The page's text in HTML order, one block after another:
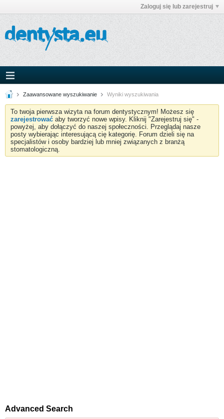
Zaloguj się lub zarejestruj
Zaawansowane wyszukiwanie Wyniki wyszukiwania
To twoja pierwsza wizyta na forum dentystycznym! Możesz się
zarejestrować aby tworzyć nowe wpisy. Kliknij "Zarejestruj się" -
powyżej, aby dołączyć do naszej społeczności. Przeglądaj nasze
posty wybierając interesującą cię kategorię. Forum dzieli się na
specjalistów i osoby bardziej lub mniej związanych z branżą
stomatologiczną.
Advanced Search